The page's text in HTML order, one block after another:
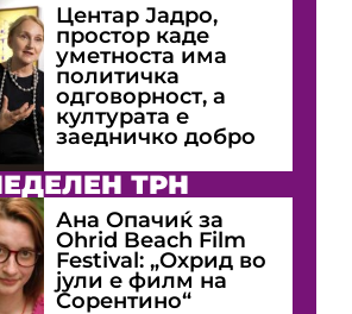
Центар Јадро,
простор каде
уметноста има
политичка
одговорност, а
културата е
заедничко добро
ТРН
Ана Опачиќ за
Оhrid Beach Film
Festival: „Охрид во
јули е филм на
Сорентино“